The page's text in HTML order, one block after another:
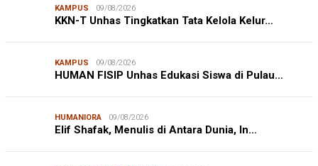
KAMPUS 09/08/2026
KKN-T Unhas Tingkatkan Tata Kelola Kelur…
KAMPUS 09/08/2026
HUMAN FISIP Unhas Edukasi Siswa di Pulau…
HUMANIORA 09/08/2026
Elif Shafak, Menulis di Antara Dunia, In…